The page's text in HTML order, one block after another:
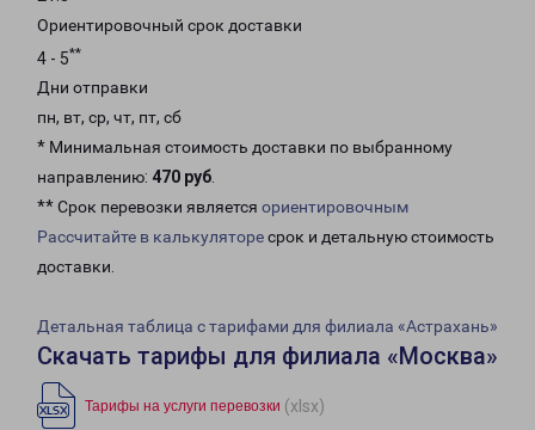
Ориентировочный срок доставки
4 - 5**
Дни отправки
пн, вт, ср, чт, пт, сб
* Минимальная стоимость доставки по выбранному
направлению: 470 руб.
** Срок перевозки является ориентировочным
Рассчитайте в калькуляторесрок и детальную стоимость
доставки.
Детальная таблица с тарифами для филиала «Астрахань»
Скачать тарифы для филиала «Москва»
Тарифы на услуги перевозки (xlsx)